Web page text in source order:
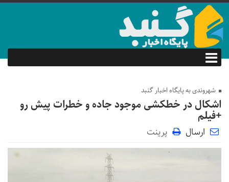
شهروندی به پایگاه اخبار گنبد
اشکال در خطکشی موجود جاده و خطرات پیش رو
+فیلم
ارسال پرینت